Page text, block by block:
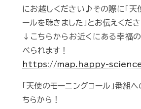
にお越しください♪その際に「天
ールを聴きました」とお伝えくださ
↓こちらからお近くにある幸福
べられます！
https://map.happy-
「天使のモーニングコール」番組
ちらから！